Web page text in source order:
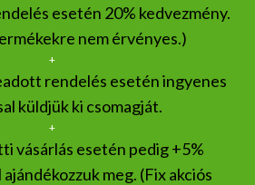
esetén 20% kedvezmény.
nem érvényes.)
+
rendelés esetén ingyenes
küldjük ki csomagját.
+
vásárlás esetén pedig +5%
meg. (Fix akciós